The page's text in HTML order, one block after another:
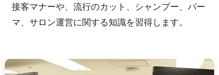
接客マナーや、流行のカット、シャンプー、パー
マ、サロン運営に関する知識を習得します。